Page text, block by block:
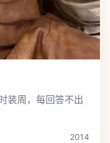
装周，每回答不出
2014